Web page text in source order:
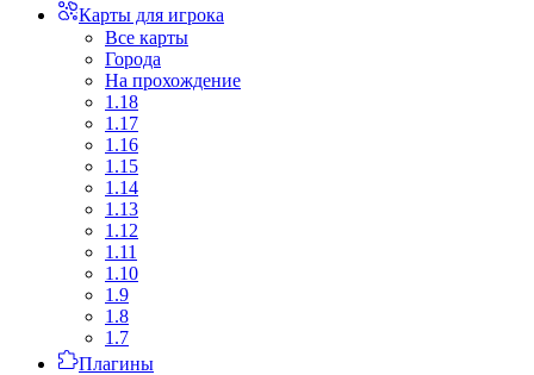
Карты для игрока
Все карты
Города
На прохождение
1.18
1.17
1.16
1.15
1.14
1.13
1.12
1.11
1.10
1.9
1.8
1.7
Плагины